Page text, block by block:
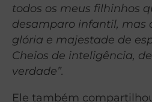
todos os meus filhinhos
desamparo infantil, mas
glória e majestade de
Cheios de inteligência,
verdade”.
Ele também